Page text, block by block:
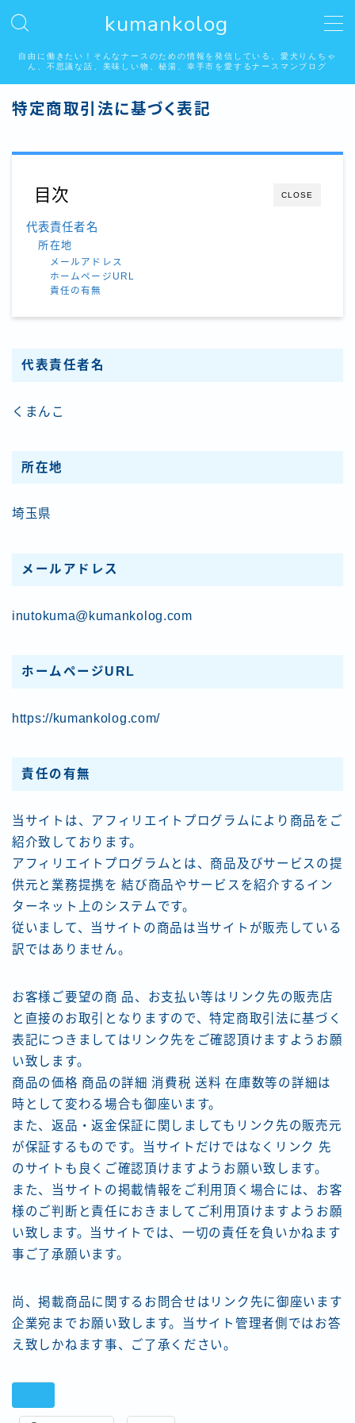
kumankolog
自由に働きたい！そんなナースのための情報を発信している、愛犬りんちゃ
ん、不思議な話、美味しい物、秘湯、幸手市を愛するナースマンブログ
MENU
自由に働く看護師
看護師はみんな好き？怖い話系
りんちゃんの居る生活
埼玉県幸手市の美味しいお店
秘湯温泉
ゆるラン
埼玉県杉戸町の美味しいお店
埼玉県春日部市の美味い店
特定商取引法に基づく表記
CLOSE
目次
代表責任者名
所在地
メールアドレス
ホームページURL
責任の有無
代表責任者名
くまんこ
所在地
埼玉県
メールアドレス
inutokuma@kumankolog.com
ホームページURL
https://kumankolog.com/
責任の有無
当サイトは、アフィリエイトプログラムにより商品をご
紹介致しております。
アフィリエイトプログラムとは、商品及びサービスの提
供元と業務提携を 結び商品やサービスを紹介するイン
ターネット上のシステムです。
従いまして、当サイトの商品は当サイトが販売している
訳ではありません。
お客様ご要望の商 品、お支払い等はリンク先の販売店
と直接のお取引となりますので、特定商取引法に基づく
表記につきましてはリンク先をご確認頂けますようお願
い致します。
商品の価格 商品の詳細 消費税 送料 在庫数等の詳細は
時として変わる場合も御座います。
また、返品・返金保証に関しましてもリンク先の販売元
が保証するものです。当サイトだけではなくリンク 先
のサイトも良くご確認頂けますようお願い致します。
また、当サイトの掲載情報をご利用頂く場合には、お客
様のご判断と責任におきましてご利用頂けますようお願
い致します。当サイトでは、一切の責任を負いかねます
事ご了承願います。
尚、掲載商品に関するお問合せはリンク先に御座います
企業宛までお願い致します。当サイト管理者側ではお答
え致しかねます事、ご了承ください。